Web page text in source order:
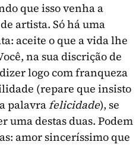
que isso venha a
artista. Só há uma
aceite o que a vida lhe
na sua discrição de
logo com franqueza
(repare que insisto
palavrafelicidade), se
uma destas duas. Podem
amor sinceríssimo que